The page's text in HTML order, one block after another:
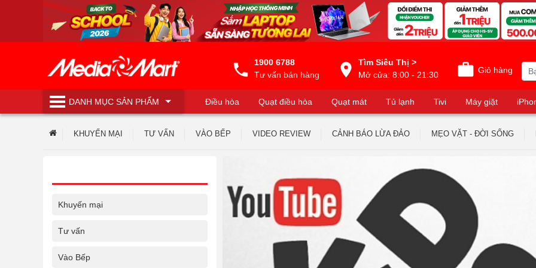
1900 6788
Tư vấn bán hàng
Tìm Siêu Thị >
Mở cửa: 8:00 - 21:30
Giỏ hàng
DANH MỤCSẢN PHẨM Điều hòa Quạt điều hòa Quạt mát Tủ lạnh Tivi Máy giặt
Máy lọc nước
KHUYẾN MẠI TƯ VẤN VÀO BẾP VIDEO REVIEW CẢNH BÁO LỪA ĐẢO MẸO VẶT - ĐỜI SỐNG
Khuyến mại
Tư vấn
Vào Bếp